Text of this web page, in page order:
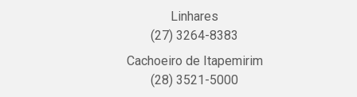
Linhares
(27) 3264-8383
Cachoeiro de Itapemirim
(28) 3521-5000